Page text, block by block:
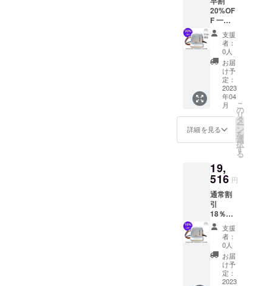
れ１台
におま
かせ！
20%OF
F 一般
予定価
格
23,800
円
【税
込・送
料無
料】 先
着50名
様限
定！ 高
圧ス
チーム
クリー
ナー
「DEA
R
BUTLE
R」 家
中のお
掃除こ
れ１台
におま
かせ！
支援
者：
0人
お届
け予
定：
2023
年04
月
詳細を見る
こ
の
リ
タ
ー
ン
を
選
択
す
る
19,
516 円
通常割
引
18％OF
F 一般
予定価
23,800
円
【税
込・送
支援
者：
0人
お届
け予
定：
2023